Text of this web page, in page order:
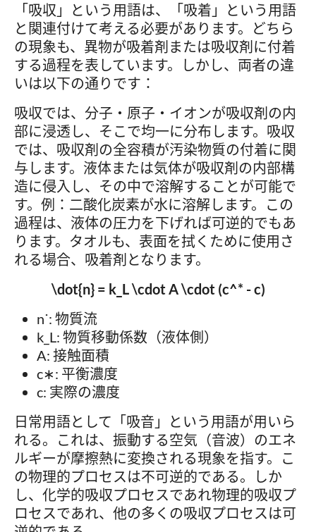
「吸収」という用語は、「吸着」という用語
と関連付けて考える必要があります。どちら
の現象も、異物が吸着剤または吸収剤に付着
する過程を表しています。しかし、両者の違
いは以下の通りです：
吸収では、分子・原子・イオンが吸収剤の内
部に浸透し、そこで均一に分布します。吸収
では、吸収剤の全容積が汚染物質の付着に関
与します。液体または気体が吸収剤の内部構
造に侵入し、その中で溶解することが可能で
す。例：二酸化炭素が水に溶解します。この
過程は、液体の圧力を下げれば可逆的でもあ
ります。タオルも、表面を拭くために使用さ
れる場合、吸着剤となります。
\dot{n} = k_L \cdot A \cdot (c^* - c)
n˙: 物質流
k_L​: 物質移動係数（液体側）
A: 接触面積
c∗: 平衡濃度
c: 実際の濃度
日常用語として「吸音」という用語が用いら
れる。これは、振動する空気（音波）のエネ
ルギーが摩擦熱に変換される現象を指す。こ
の物理的プロセスは不可逆的である。しか
し、化学的吸収プロセスであれ物理的吸収プ
ロセスであれ、他の多くの吸収プロセスは可